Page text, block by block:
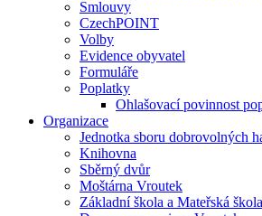
Smlouvy
CzechPOINT
Volby
Evidence obyvatel
Formuláře
Poplatky
Ohlašovací povinnost
Organizace
Jednotka sboru dobrovolných
Knihovna
Sběrný dvůr
Moštárna Vroutek
Základní škola a Mateřská